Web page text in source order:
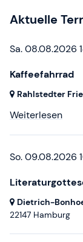
Aktuelle
Sa. 08.08.2026
Kaffeefahrrad
Rahlstedter
Weiterlesen
So. 09.08.2026
Dietrich-
22147 Hamburg